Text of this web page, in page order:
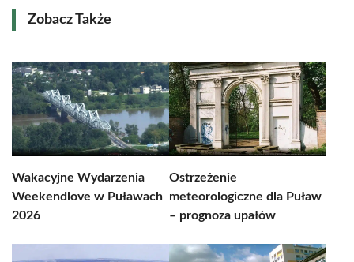
Zobacz Także
Wakacyjne Wydarzenia
Weekendlove w Puławach
2026
Ostrzeżenie
meteorologiczne dla Puław
– prognoza upałów